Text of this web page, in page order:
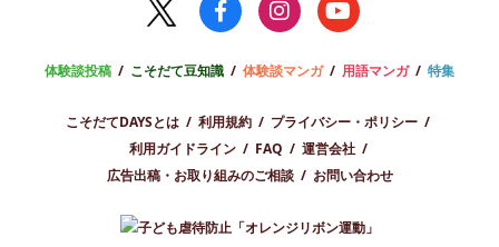
体験談投稿 こそだて豆知識 体験談マンガ 用語マンガ 特集
こそだてDAYSとは 利用規約
プライバシー・ポリシー
利用ガイドライン
FAQ
運営会社
広告出稿・お取り組みのご相談
お問い合わせ